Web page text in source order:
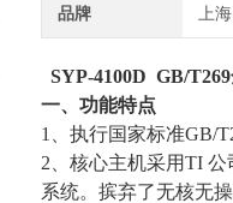
品牌 上
SYP-4100D GB/
一、功能特点
1、执行国家标准GB/
2、核心主机采用TI 公
系统。摈弃了无核无